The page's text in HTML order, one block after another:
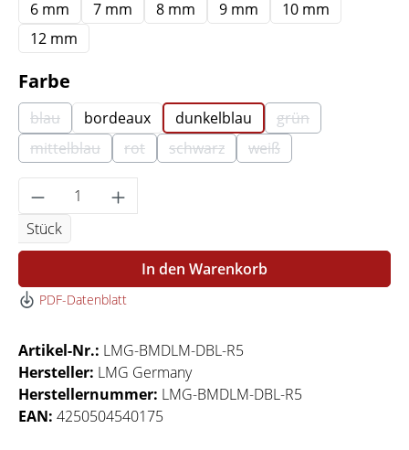
6 mm
7 mm 8 mm 9 mm
10 mm
12 mm
Farbe
blau(Diese Option ist zurzeit nicht verfügbar.)
bordeaux dunkelblau grün(Diese Option ist
mittelblau(Diese Option ist zurzeit nicht verfügbar.)
rot(Diese Option ist zurzeit nicht verfügbar.)
schwarz(Diese Option ist zurzeit nicht
weiß(Diese Option ist
Produkt Anzahl: Gib den gewünschten
Stück
In den Warenkorb
PDF-Datenblatt
Artikel-Nr.: LMG-BMDLM-DBL-R5
Hersteller: LMG Germany
Herstellernummer: LMG-BMDLM-DBL-R5
EAN: 4250504540175